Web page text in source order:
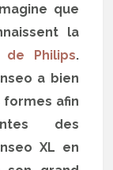
que
la
de Philips.
a bien
formes afin
des
XL en